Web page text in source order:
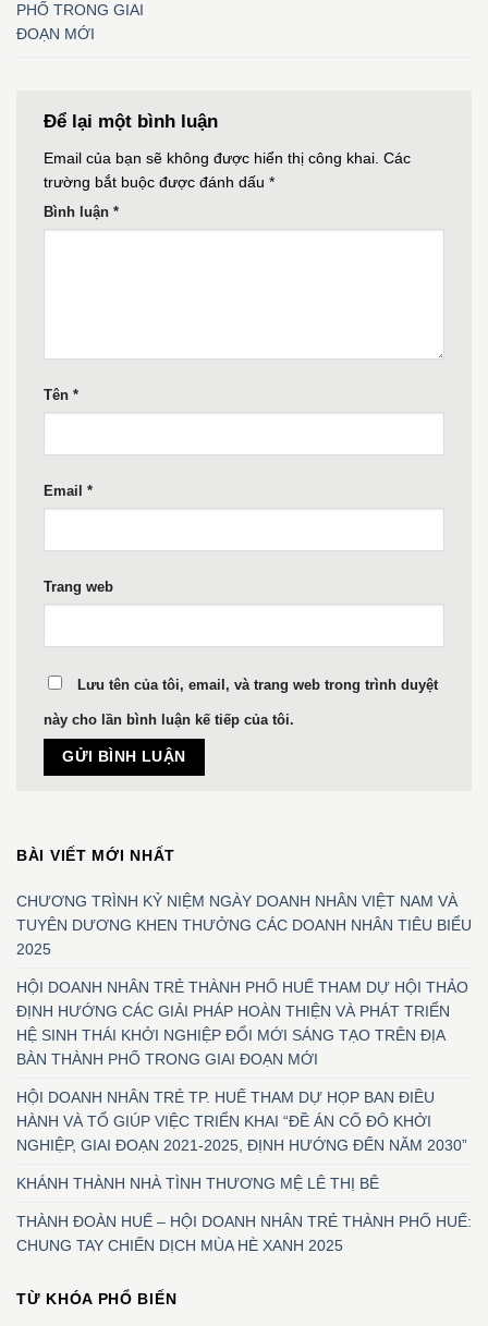
PHỐ TRONG GIAI
ĐOẠN MỚI
Để lại một bình luận
Email của bạn sẽ không được hiển thị công khai. Các
trường bắt buộc được đánh dấu *
Bình luận *
Tên *
Email *
Trang web
Lưu tên của tôi, email, và trang web trong trình duyệt
này cho lần bình luận kế tiếp của tôi.
BÀI VIẾT MỚI NHẤT
CHƯƠNG TRÌNH KỶ NIỆM NGÀY DOANH NHÂN VIỆT NAM VÀ
TUYÊN DƯƠNG KHEN THƯỞNG CÁC DOANH NHÂN TIÊU BIỂU
2025
HỘI DOANH NHÂN TRẺ THÀNH PHỐ HUẾ THAM DỰ HỘI THẢO
ĐỊNH HƯỚNG CÁC GIẢI PHÁP HOÀN THIỆN VÀ PHÁT TRIỂN
HỆ SINH THÁI KHỞI NGHIỆP ĐỔI MỚI SÁNG TẠO TRÊN ĐỊA
BÀN THÀNH PHỐ TRONG GIAI ĐOẠN MỚI
HỘI DOANH NHÂN TRẺ TP. HUẾ THAM DỰ HỌP BAN ĐIỀU
HÀNH VÀ TỔ GIÚP VIỆC TRIỂN KHAI “ĐỀ ÁN CỐ ĐÔ KHỞI
NGHIỆP, GIAI ĐOẠN 2021-2025, ĐỊNH HƯỚNG ĐẾN NĂM 2030”
KHÁNH THÀNH NHÀ TÌNH THƯƠNG MỆ LÊ THỊ BÊ
THÀNH ĐOÀN HUẾ – HỘI DOANH NHÂN TRẺ THÀNH PHỐ HUẾ:
CHUNG TAY CHIẾN DỊCH MÙA HÈ XANH 2025
TỪ KHÓA PHỔ BIẾN